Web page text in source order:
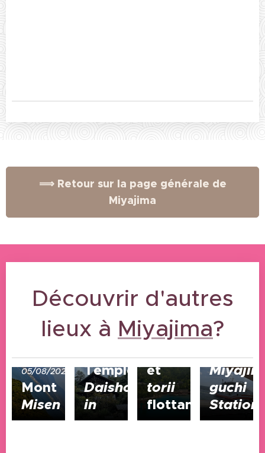
⟹ Retour sur la page générale de
Miyajima
Découvrir d'autres
lieux à Miyajima?
05/08/2024
Mont
Misen
Temple
Daisho-
in
14/04/2024
Sanctuaire
Itsukushima-
jinja
et
torii
flottant
guchi
Station